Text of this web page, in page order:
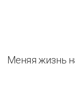
Меняя жизнь